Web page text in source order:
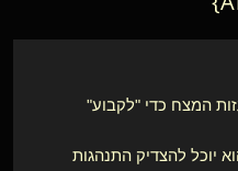
המצח כדי "לקבוע"
יוכל להצדיק התנהגות